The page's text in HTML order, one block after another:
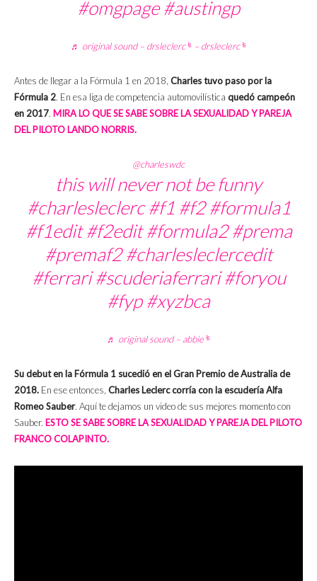
#omgpage #austingp
♬ original sound – drsleclerc¹⁶ – drsleclerc¹⁶
Antes de llegar a la Fórmula 1 en 2018, Charles tuvo paso por la
Fórmula 2. En esa liga de competencia automovilística quedó campeón
en 2017. MIRA LO QUE SE SABE SOBRE LA SEXUALIDAD Y PAREJA
DEL PILOTO LANDO NORRIS.
@charleswdc
this will never not be funny
#charlesleclerc #f1 #f2 #formula1
#f1edit #f2edit #formula2 #prema
#premaf2 #charlesleclercedit
#ferrari #scuderiaferrari #foryou
#fyp #xyzbca
♬ original sound – abbie¹⁶
Su debut en la Fórmula 1 sucedió en el Gran Premio de Australia de
2018. En ese entonces, Charles Leclerc corría con la escudería Alfa
Romeo Sauber. Aquí te dejamos un video de sus mejores momento con
Sauber. ESTO SE SABE SOBRE LA SEXUALIDAD Y PAREJA DEL PILOTO
FRANCO COLAPINTO.